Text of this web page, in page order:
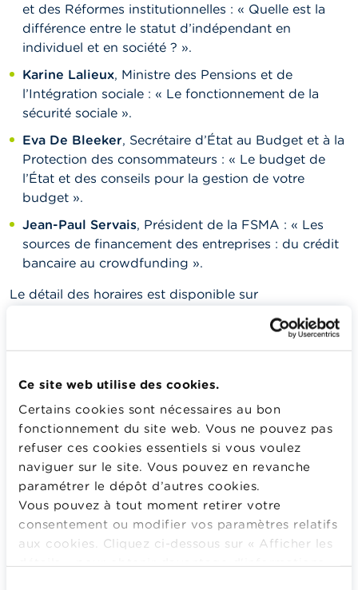
Ce site web utilise des cookies.
Certains cookies sont nécessaires au bon
fonctionnement du site web. Vous ne pouvez pas
refuser ces cookies essentiels si vous voulez
naviguer sur le site. Vous pouvez en revanche
paramétrer le dépôt d’autres cookies.
Vous pouvez à tout moment retirer votre
consentement ou modifier vos paramètres relatifs
aux cookies. Cliquez ci-dessous sur « Afficher les
et des Réformes institutionnelles : « Quelle est la
différence entre le statut d’indépendant en
individuel et en société ? ».
Karine Lalieux, Ministre des Pensions et de
l’Intégration sociale : « Le fonctionnement de la
sécurité sociale ».
Eva De Bleeker, Secrétaire d’État au Budget et à la
Protection des consommateurs : « Le budget de
l’État et des conseils pour la gestion de votre
budget ».
Jean-Paul Servais, Président de la FSMA : « Les
sources de financement des entreprises : du crédit
bancaire au crowdfunding ».
Le détail des horaires est disponible sur
. Les cours des Ministres seront
ensuite mis à la disposition de l’ensemble des
enseignants pour qu’ils puissent les utiliser en classe.
l’espace « enseignants » de Wikifin.be. Cette initiative
répond à la demande croissante de matériel digital et
viendra s’ajouter à l’ensemble des pistes
pédagogiques proposées aux enseignants qui
souhaitent introduire l’éducation financière et à la
consommation responsable dans leurs classes.
Les élèves du 1 erdegré du secondaire
jouent le Wikifin Quiz